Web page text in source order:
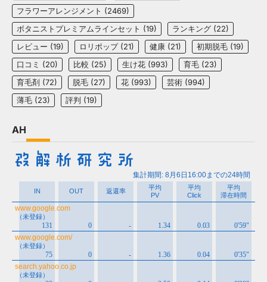
フラワーアレンジメント (2469)
ボタニストプレミアムラインセット (19) ランキング (22)
レビュー (19) ロリポップ(21) 健康 (21) 初期脱毛 (19)
口コミ (20) 比較 (25) 生け花 (993) 育毛 (23)
育毛剤 (72) 脱毛 (27) 花 (993) 芸術 (994)
薄毛 (23) 評判 (19)
AH